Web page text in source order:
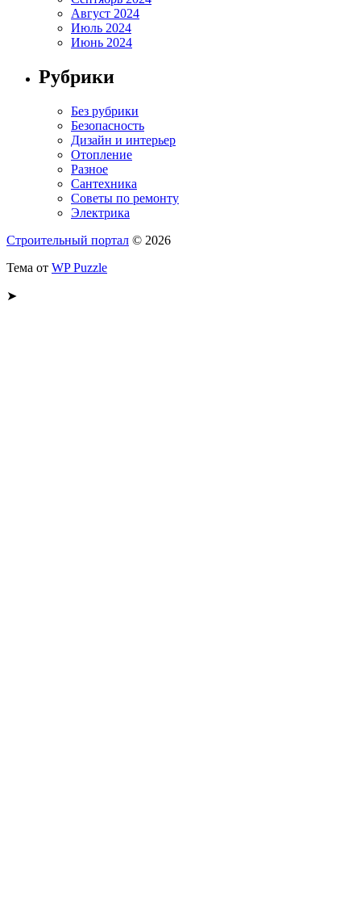
Август 2024
Июль 2024
Июнь 2024
Рубрики
Без рубрики
Безопасность
Дизайн и интерьер
Отопление
Разное
Сантехника
Советы по ремонту
Электрика
Строительный портал © 2026
Тема от WP Puzzle
➤